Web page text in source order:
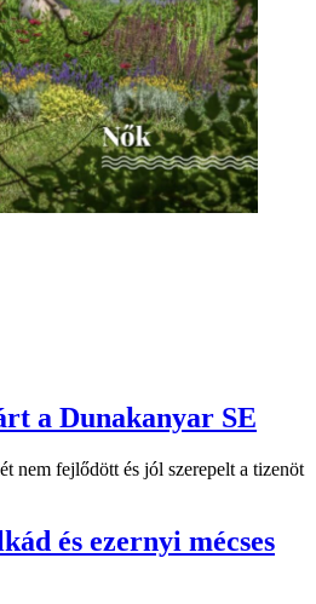
a Dunakanyar SE
nem fejlődött és jól szerepelt a tizenöt
és ezernyi mécses